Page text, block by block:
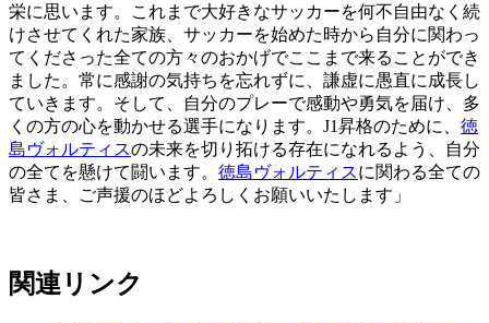
栄に思います。これまで大好きなサッカーを何不自由なく続
けさせてくれた家族、サッカーを始めた時から自分に関わっ
てくださった全ての方々のおかげでここまで来ることができ
ました。常に感謝の気持ちを忘れずに、謙虚に愚直に成長し
ていきます。そして、自分のプレーで感動や勇気を届け、多
くの方の心を動かせる選手になります。J1昇格のために、 徳
島ヴォルティスの未来を切り拓ける存在になれるよう、自分
の全てを懸けて闘います。 徳島ヴォルティスに関わる全ての
皆さま、ご声援のほどよろしくお願いいたします」
関連リンク